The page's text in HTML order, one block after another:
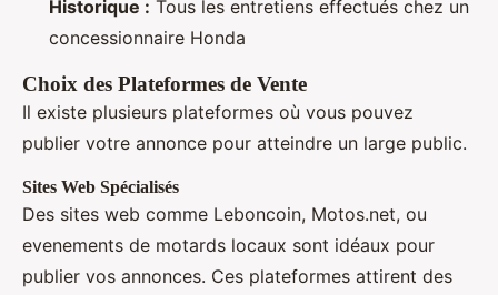
Historique : Tous les entretiens effectués chez un
concessionnaire Honda
Choix des Plateformes de Vente
Il existe plusieurs plateformes où vous pouvez
publier votre annonce pour atteindre un large public.
Sites Web Spécialisés
Des sites web comme Leboncoin, Motos.net, ou
evenements de motards locaux sont idéaux pour
publier vos annonces. Ces plateformes attirent des